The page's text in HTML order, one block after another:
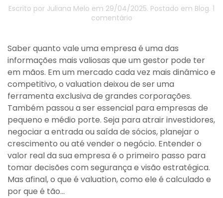
Escrito por Juliana Melo em 29/04/2025. Postado em Blog. 1
comentárioem
é
Valuation
e
para
que
ele
serve?
Saber quanto vale uma empresa é uma das
informações mais valiosas que um gestor pode ter
em mãos. Em um mercado cada vez mais dinâmico e
competitivo, o valuation deixou de ser uma
ferramenta exclusiva de grandes corporações.
Também passou a ser essencial para empresas de
pequeno e médio porte. Seja para atrair investidores,
negociar a entrada ou saída de sócios, planejar o
crescimento ou até vender o negócio. Entender o
valor real da sua empresa é o primeiro passo para
tomar decisões com segurança e visão estratégica.
Mas afinal, o que é valuation, como ele é calculado e
por que é tão...